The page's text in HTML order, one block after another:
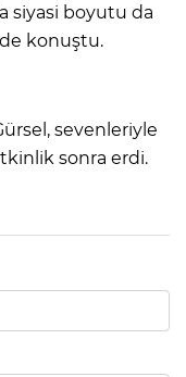
siyasi boyutu da
konuştu.
sevenleriyle
sonra erdi.